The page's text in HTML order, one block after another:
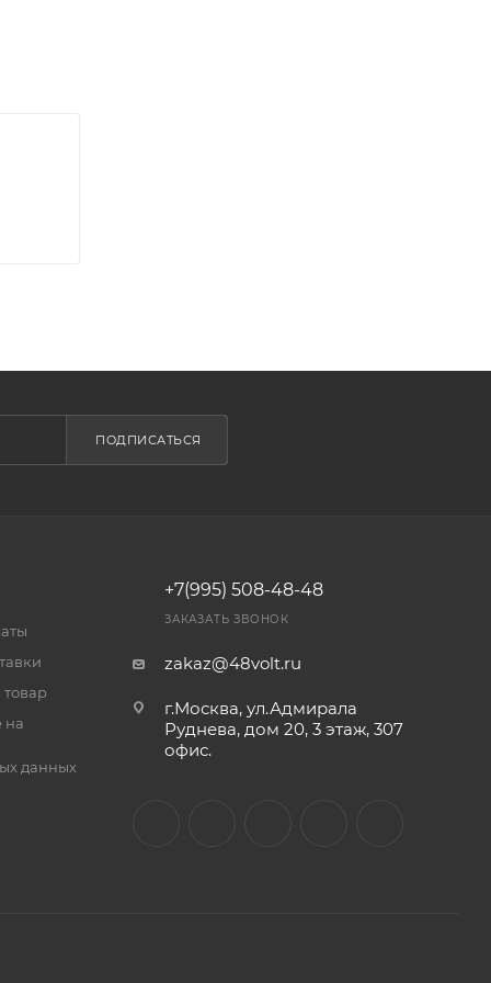
ПОДПИСАТЬСЯ
товар
на
данных
+7(995) 508-48-48
ЗАКАЗАТЬ ЗВОНОК
zakaz@48volt.ru
г.Москва, ул.Адмирала
Руднева, дом 20, 3 этаж, 307
офис.